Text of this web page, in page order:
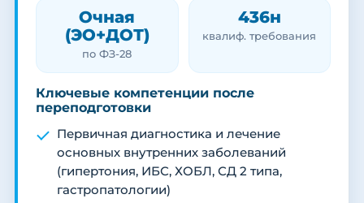
Очная
(ЭО+ДОТ)
по ФЗ-28
436н
квалиф. требования
Ключевые компетенции после
переподготовки
Первичная диагностика и лечение
основных внутренних заболеваний
(гипертония, ИБС, ХОБЛ, СД 2 типа,
гастропатологии)